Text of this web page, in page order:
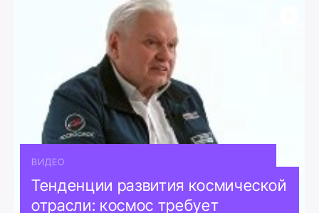
ВИДЕО
Тенденции развития космической
отрасли: космос требует